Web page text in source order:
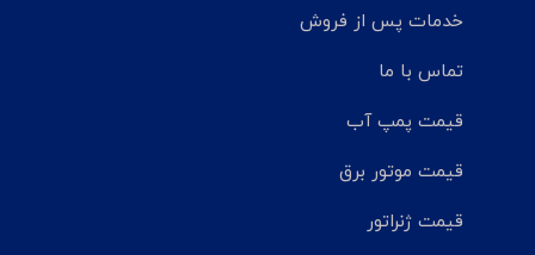
خدمات پس از فروش
تماس با ما
قیمت پمپ آب
قیمت موتور برق
قیمت ژنراتور